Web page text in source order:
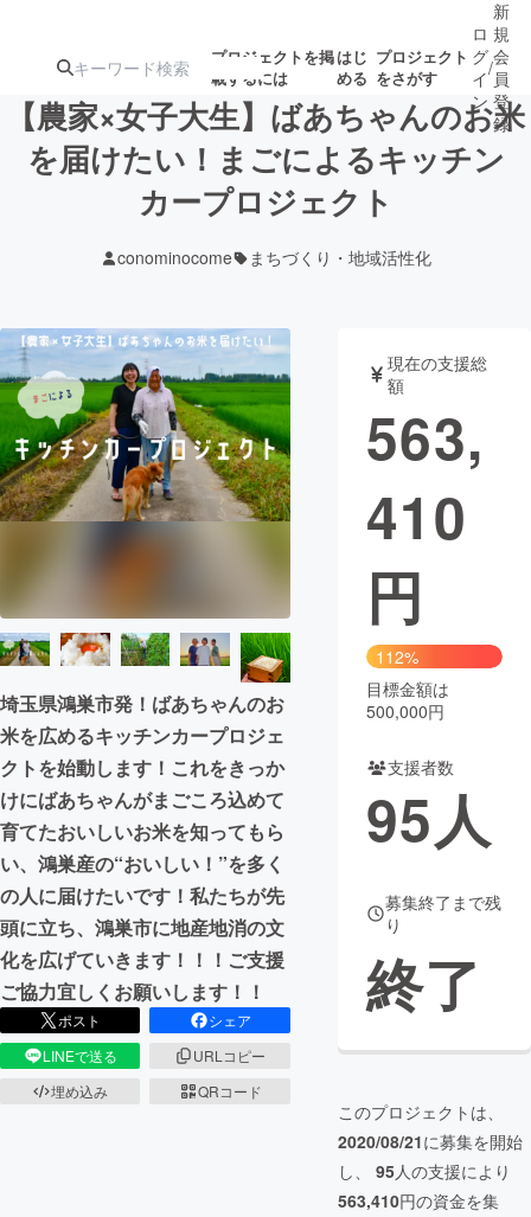
プロジェクトを掲
載するには
はじ
める
プロジェクト
をさがす
注目のリ 注目の新着プロ募集終了が近いプ
テクノロジー・ガジェット
映像・映画 書籍・雑誌
ビジネス・起業 チャレンジ
まちづくり・地域活性化
CAMPFIRE for Social Good CAMPFIRE Creation
CAMPFIREふるさと納税machi-ya コミュニティ
ロ
グ
イ
ン
/
新
規
会
員
登
録
【農家×女子大生】ばあちゃんのお米
を届けたい！まごによるキッチン
カープロジェクト
conominocome まちづくり・地域活性化
埼玉県鴻巣市発！ばあちゃんのお
米を広めるキッチンカープロジェ
クトを始動します！これをきっか
けにばあちゃんがまごころ込めて
育てたおいしいお米を知ってもら
い、鴻巣産の“おいしい！”を多く
の人に届けたいです！私たちが先
頭に立ち、鴻巣市に地産地消の文
化を広げていきます！！！ご支援
ご協力宜しくお願いします！！
ポスト
シェア
LINEで送る
URLコピー
埋め込み
QRコード
現在の支援総
額
563,
410
円
112%
目標金額は
500,000円
支援者数
95人
募集終了まで残
り
終了
このプロジェクトは、
2020/08/21に募集を開始
し、 95人の支援により
563,410円の資金を集